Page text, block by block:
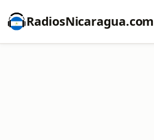
RadiosNicaragua.com